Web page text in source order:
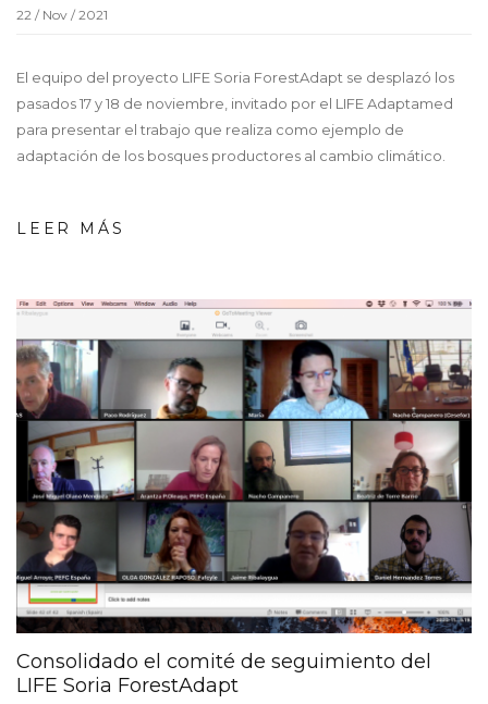
22 / Nov / 2021
El equipo del proyecto LIFE Soria ForestAdapt se desplazó los
pasados 17 y 18 de noviembre, invitado por el LIFE Adaptamed
para presentar el trabajo que realiza como ejemplo de
adaptación de los bosques productores al cambio climático.
LEER MÁS
Consolidado el comité de seguimiento del
LIFE Soria ForestAdapt